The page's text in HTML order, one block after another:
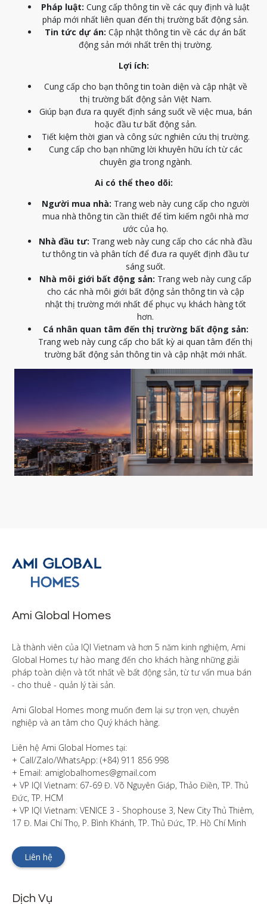
Pháp luật: Cung cấp thông tin về các quy định và luật
pháp mới nhất liên quan đến thị trường bất động sản.
Tin tức dự án: Cập nhật thông tin về các dự án bất
động sản mới nhất trên thị trường.
Lợi ích:
Cung cấp cho bạn thông tin toàn diện và cập nhật về
thị trường bất động sản Việt Nam.
Giúp bạn đưa ra quyết định sáng suốt về việc mua, bán
hoặc đầu tư bất động sản.
Tiết kiệm thời gian và công sức nghiên cứu thị trường.
Cung cấp cho bạn những lời khuyên hữu ích từ các
chuyên gia trong ngành.
Ai có thể theo dõi:
Người mua nhà: Trang web này cung cấp cho người
mua nhà thông tin cần thiết để tìm kiếm ngôi nhà mơ
ước của họ.
Nhà đầu tư: Trang web này cung cấp cho các nhà đầu
tư thông tin và phân tích để đưa ra quyết định đầu tư
sáng suốt.
Nhà môi giới bất động sản: Trang web này cung cấp
cho các nhà môi giới bất động sản thông tin và cập
nhật thị trường mới nhất để phục vụ khách hàng tốt
hơn.
Cá nhân quan tâm đến thị trường bất động sản:
Trang web này cung cấp cho bất kỳ ai quan tâm đến thị
trường bất động sản thông tin và cập nhật mới nhất.
Ami Global Homes
Là thành viên của IQI Vietnam và hơn 5 năm kinh nghiệm, Ami
Global Homes tự hào mang đến cho khách hàng những giải
pháp toàn diện và tốt nhất về bất động sản, từ tư vấn mua bán
- cho thuê - quản lý tài sản.
Ami Global Homes mong muốn đem lại sự trọn vẹn, chuyên
nghiệp và an tâm cho Quý khách hàng.
Liên hệ Ami Global Homes tại:
+ Call/Zalo/WhatsApp: (+84) 911 856 998
+ Email: amiglobalhomes@gmail.com
+ VP IQI Vietnam: 67-69 Đ. Võ Nguyên Giáp, Thảo Điền, TP. Thủ
Đức, TP. HCM
+ VP IQI Vietnam: VENICE 3 - Shophouse 3, New City Thủ Thiêm,
17 Đ. Mai Chí Thọ, P. Bình Khánh, TP. Thủ Đức, TP. Hồ Chí Minh
Liên hệ
Dịch Vụ